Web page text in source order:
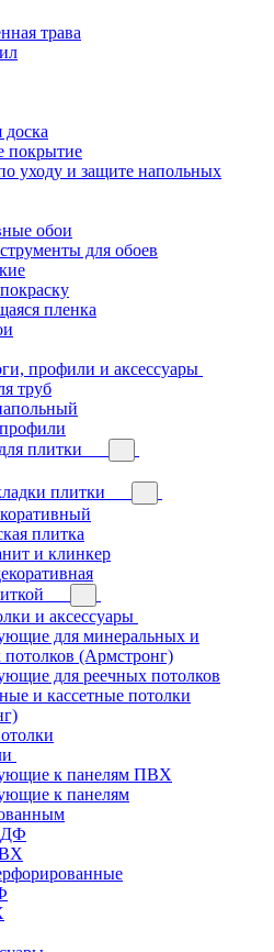
трава
доска
покрытие
уходу и защите напольных
обои
для обоев
пленка
профили и аксессуары
труб
плитки
плитки
плитка
и клинкер
и аксессуары
для минеральных и
потолков (Армстронг)
для реечных потолков
и кассетные потолки
к панелям ПВХ
к панелям